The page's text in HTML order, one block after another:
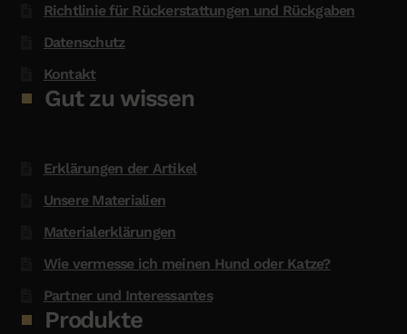
Richtlinie für Rückerstattungen und Rückgaben
Datenschutz
Kontakt
Gut zu wissen
Erklärungen der Artikel
Unsere Materialien
Materialerklärungen
Wie vermesse ich meinen Hund oder Katze?
Partner und Interessantes
Produkte